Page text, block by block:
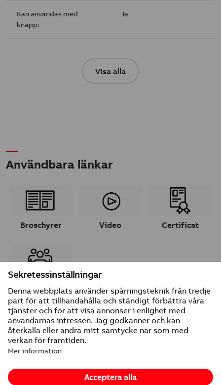
Kan användas med
knapp:
Ja
Visa alla
Användbara länkar
Broschyrer Video Certificat
Leverantörsuppgifter